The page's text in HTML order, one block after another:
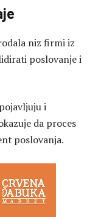
niz firmi iz
poslovanje i
i
da proces
poslovanja.